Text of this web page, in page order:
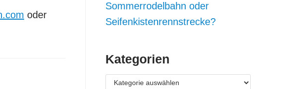
oder
Sommerrodelbahn oder
Seifenkistenrennstrecke?
Kategorien